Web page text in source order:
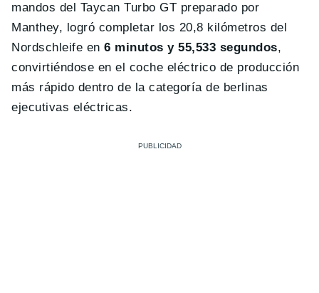
mandos del Taycan Turbo GT preparado por
Manthey, logró completar los 20,8 kilómetros del
Nordschleife en6 minutos y 55,533 segundos,
convirtiéndose en el coche eléctrico de producción
más rápido dentro de la categoría de berlinas
ejecutivas eléctricas.